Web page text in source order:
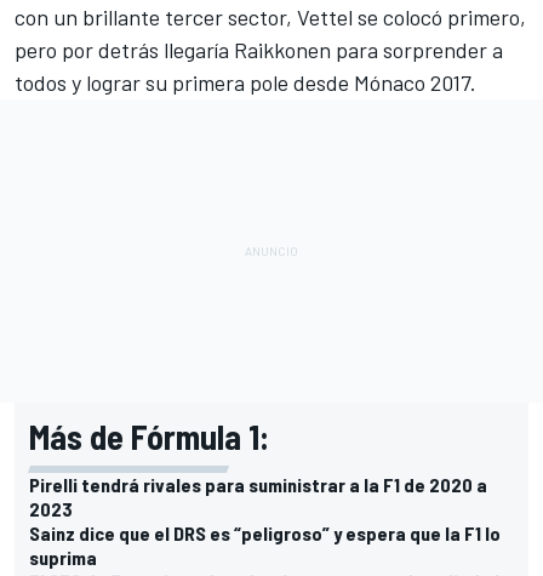
con un brillante tercer sector, Vettel se colocó primero,
pero por detrás llegaría Raikkonen para sorprender a
todos y lograr su primera pole desde Mónaco 2017.
Más de Fórmula 1:
Pirelli tendrá rivales para suministrar a la F1 de 2020 a
2023
Sainz dice que el DRS es “peligroso” y espera que la F1 lo
suprima